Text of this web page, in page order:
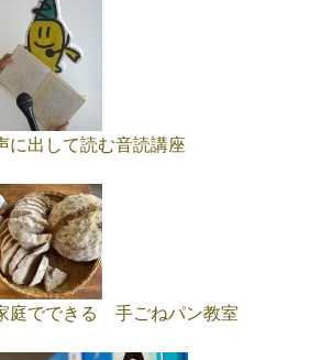
に出して読む音読講座
庭でできる 手ごねパン教室